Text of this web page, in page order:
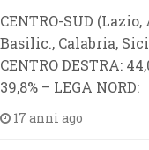
CENTRO-SUD
Basilic., Calabria,
CENTRO DESTRA:
39,8% – LEGA NORD:
17 anni ago